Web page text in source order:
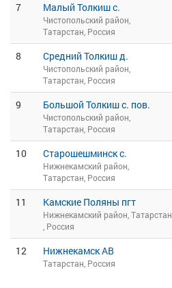
7 Малый Толкиш с.
Чистопольский район,
Татарстан, Россия
8 Средний Толкиш д.
Чистопольский район,
Татарстан, Россия
9 Большой Толкиш с. пов.
Чистопольский район,
Татарстан, Россия
10 Старошешминск с.
Нижнекамский район,
Татарстан, Россия
11 Камские Поляны пгт
Нижнекамский район, Татарстан
, Россия
12 Нижнекамск АВ
Татарстан, Россия